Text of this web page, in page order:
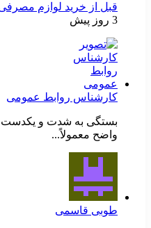
قبل از خرید لوازم
3 روز پیش
کارشناس روابط عمومی
بستگی به شدت و یکدست
واضح معمولاً...
طوبی قاسمی